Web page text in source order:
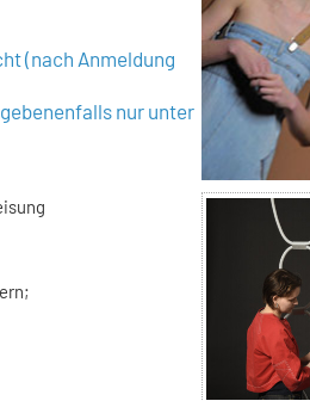
(nach Anmeldung
nur unter